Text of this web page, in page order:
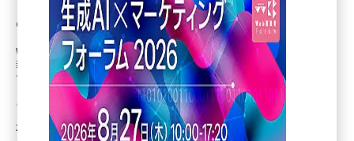
ai (2820)
youtube (2444)
note (2322)
セミナー (2315)
z世代 (1629)
CMSに関する考え方と選定ポイントについて
Webサイトを新規構築・リニューアルする際に、費用も機能も様々なCMSの
導入検討にあたり、基本的な考え方や選定ポイントなどについてご紹介しま
す。
株式会社マイクロウェーブ
2014年8月8日 11:06